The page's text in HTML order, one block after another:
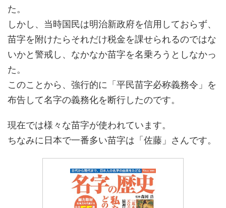
た。
しかし、当時国民は明治新政府を信用しておらず、
苗字を附けたらそれだけ税金を課せられるのではな
いかと警戒し、なかなか苗字を名乗ろうとしなかっ
た。
このことから、強行的に 「平民苗字必称義務令」を
布告して名字の義務化を断行したのです。
現在では様々な苗字が使われています。
ちなみに日本で一番多い苗字は「佐藤」さんです。